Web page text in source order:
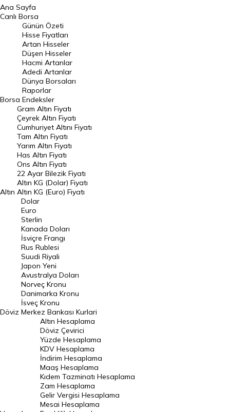
BIST 100 Hisseleri
En Çok Artan Hisseler
En Çok Düşen Hisseler
Hacmi Artanlar
Geçmiş Kapanışlar
Dünya Borsaları
Raporlar
Endeksler
DÖVİZ
Döviz Kuru
Dolar Kuru
Euro Kuru
Pound Kuru
Frank Kuru
Riyal Kuru
Avustralya Doları
Danimarka Kronu Kuru
Kanada Doları Kuru
Norveç Kronu Kuru
İsveç Kronu Kuru
Japon Yeni Kuru
Serbest Piyasa Döviz Kurları
Merkez Bankası Döviz Kurları
Ana Sayfa
Canlı Borsa
Borsa
Günün Özeti
Hisse Fiyatları
Artan Hisseler
Düşen Hisseler
Hacmi Artanlar
Adedi Artanlar
Dünya Borsaları
Raporlar
Endeksler
Altın
Gram Altın Fiyatı
Çeyrek Altın Fiyatı
Cumhuriyet Altını Fiyatı
Tam Altın Fiyatı
Yarım Altın Fiyatı
Has Altın Fiyatı
Ons Altın Fiyatı
22 Ayar Bilezik Fiyatı
Altın KG (Dolar) Fiyatı
Altın KG (Euro) Fiyatı
Döviz
Dolar
Euro
Sterlin
Kanada Doları
İsviçre Frangı
Rus Rublesi
Suudi Riyali
Japon Yeni
Avustralya Doları
Norveç Kronu
Danimarka Kronu
İsveç Kronu
Merkez Bankası Kurlari
Altın Hesaplama
Döviz Çevirici
Yüzde Hesaplama
KDV Hesaplama
İndirim Hesaplama
Maaş Hesaplama
Kıdem Tazminatı Hesaplama
Zam Hesaplama
Gelir Vergisi Hesaplama
Mesai Hesaplama